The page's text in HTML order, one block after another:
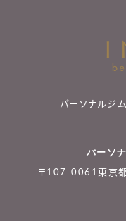
パーソナルジ
パーソ
〒107-0061東京